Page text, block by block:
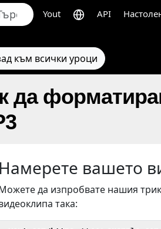
Yout API
към всички уроци
да
Намерете вашето
да изпробвате нашия
така: